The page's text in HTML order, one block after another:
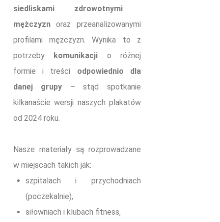
siedliskami zdrowotnymi
mężczyznoraz przeanalizowanymi
profilami mężczyzn. Wynika to z
potrzeby komunikacji o różnej
formie i treści odpowiednio dla
danej grupy – stąd spotkanie
kilkanaście wersji naszych plakatów
od 2024 roku.
Nasze materiały są rozprowadzane
w miejscach takich jak:
szpitalach i przychodniach
(poczekalnie),
siłowniach i klubach fitness,